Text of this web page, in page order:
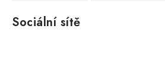
Sociální sítě